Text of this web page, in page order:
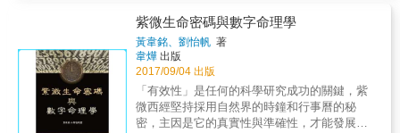
測：建物土地重整，經濟生活的提振，傳統倫
理精神，家族 親情維護，是維繫社會安定的力
量 2018年化權星承接著去年已被化祿星啟動的
太陰星，太陰星代表著不動產、地下金融、航
運，旅遊，藝術，美容以及與婦女相關的事
務，太陰星是陰柔被動的，又有朔望圓缺的變
化，化權星則有擴張，突顯，競爭及權變的特
&gt;&gt;紫微斗數可以對自己有更深一層的自我
瞭解，並且能夠更精準地剖析自己，才能做出
人生完整的生涯規劃 人生在世，不如意十之八
九，如何在不如意之中，使用最少的資源，獲
得最大的利益？ 「紫微斗數」可以幫助我們，
在最短時間內找出環境與自己的關係，分析現
有可掌握運用資源有哪一些。 &gt;&gt;紫微斗
紫微生命密碼與數字命理學
黃韋銘、劉怡帆 著
韋燁 出版
2017/09/04 出版
「有效性」是任何的科學研究成功的關鍵，紫
微西經堅持採用自然界的時鐘和行事曆的秘
密，主因是它的真實性與準確性，才能發展出